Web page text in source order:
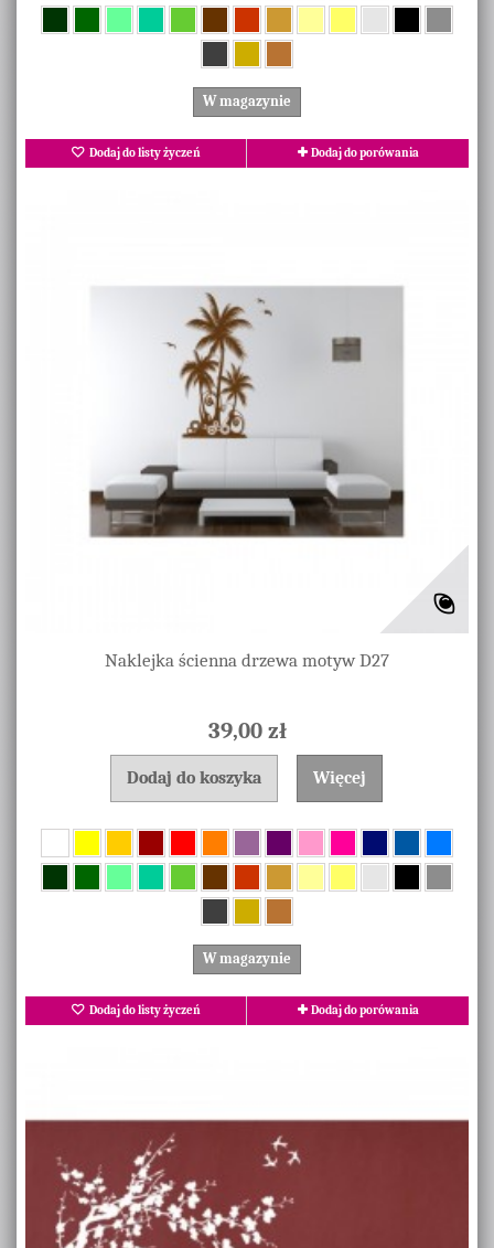
W magazynie
Dodaj do listy życzeń Dodaj do porówania
Naklejka ścienna drzewa motyw D27
39,00 zł
Dodaj do koszyka Więcej
W magazynie
Dodaj do listy życzeń Dodaj do porówania